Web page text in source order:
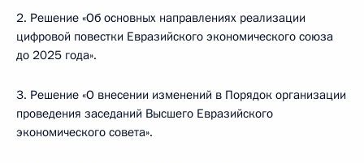
2. Решение «Об основных направлениях реализации
цифровой повестки Евразийского экономического союза
до 2025 года».
3. Решение «О внесении изменений в Порядок организации
проведения заседаний Высшего Евразийского
экономического совета».